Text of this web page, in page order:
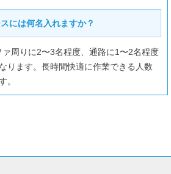
には何名入れますか？
周りに2〜3名程度、通路に1〜2名程度
ります。長時間快適に作業できる人数
。